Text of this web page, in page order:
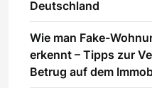
Deutschland
Wie man Fake-
erkennt – Tipps zur
Betrug auf dem